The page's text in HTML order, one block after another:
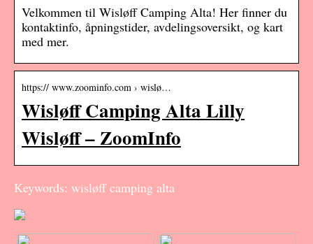
Velkommen til Wisløff Camping Alta! Her finner du
kontaktinfo, åpningstider, avdelingsoversikt, og kart
med mer.
https:// www.zoominfo.com › wislø…
Wisløff Camping Alta Lilly
Wisløff – ZoomInfo
Keywords: wisløff camping alta